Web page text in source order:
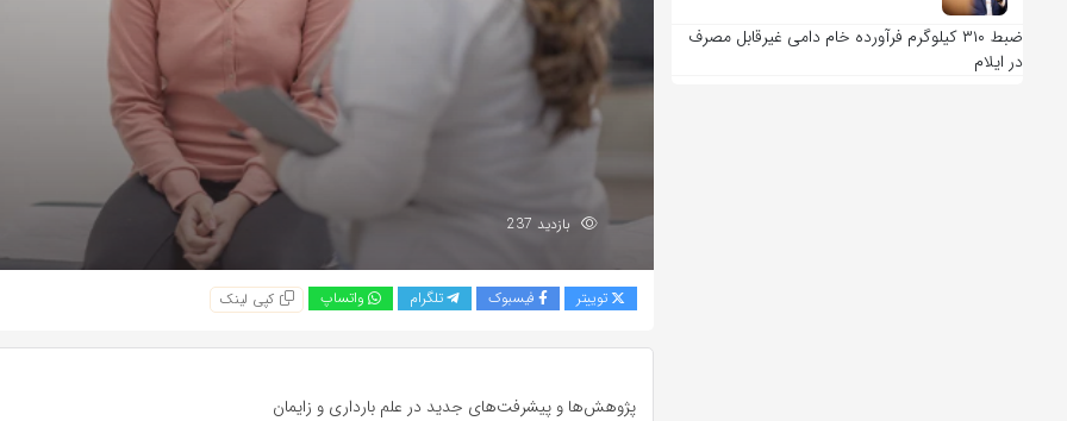
ضبط ۳۱۰ کیلوگرم فرآورده خام دامی غیرقابل مصرف
در ایلام
بازدید 237
توییتر فیسبوک تلگرام واتساپ کپی لینک
پژوهش‌ها و پیشرفت‌های جدید در علم بارداری و زایمان